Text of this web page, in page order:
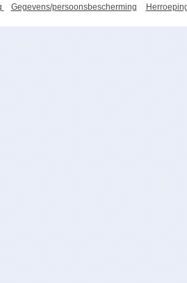
Gegevens/persoonsbescherming